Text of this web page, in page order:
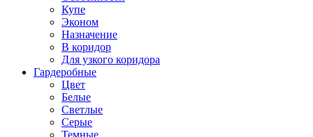
Купе
Эконом
Назначение
В коридор
Для узкого коридора
Гардеробные
Цвет
Белые
Светлые
Серые
Темные